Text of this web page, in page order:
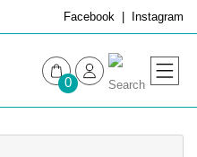
Facebook Instagram
0